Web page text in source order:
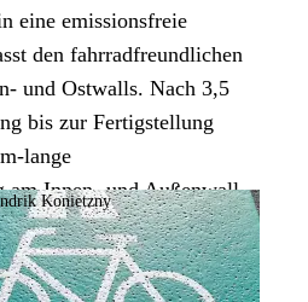
eine emissionsfreie
den fahrradfreundlichen
und Ostwalls. Nach 3,5
bis zur Fertigstellung
lange
am Innen- und Außenwall
Oberbürgermeister
Konietzny